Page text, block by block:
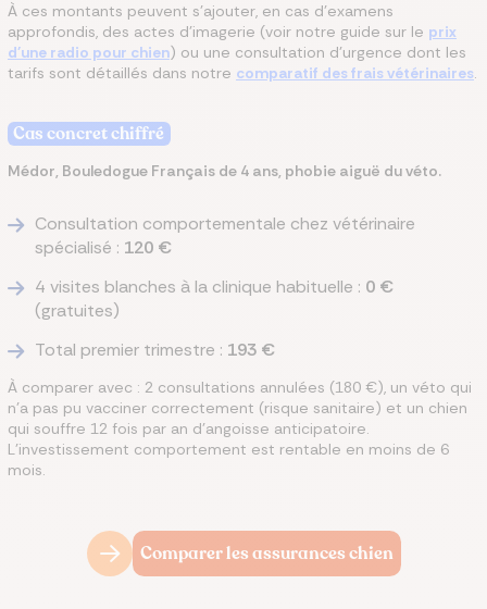
À ces montants peuvent s'ajouter, en cas d'examens
approfondis, des actes d'imagerie (voir notre guide sur le prix
d'une radio pour chien) ou une consultation d'urgence dont les
tarifs sont détaillés dans notre comparatif des frais vétérinaires.
Cas concret chiffré
Médor, Bouledogue Français de 4 ans, phobie aiguë du véto.
Consultation comportementale chez vétérinaire
spécialisé : 120 €
4 visites blanches à la clinique habituelle : 0 €
(gratuites)
Total premier trimestre : 193 €
À comparer avec : 2 consultations annulées (180 €), un véto qui
n'a pas pu vacciner correctement (risque sanitaire) et un chien
qui souffre 12 fois par an d'angoisse anticipatoire.
L'investissement comportement est rentable en moins de 6
mois.
Comparer les assurances chien